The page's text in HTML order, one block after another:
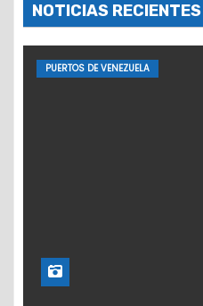
NOTICIAS RECIENTES
PUERTOS DE VENEZUELA